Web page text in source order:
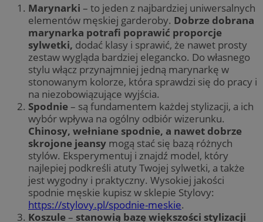
Marynarki – to jeden z najbardziej uniwersalnych
elementów męskiej garderoby. Dobrze dobrana
marynarka potrafi poprawić proporcje
sylwetki, dodać klasy i sprawić, że nawet prosty
zestaw wygląda bardziej elegancko. Do własnego
stylu włącz przynajmniej jedną marynarkę w
stonowanym kolorze, która sprawdzi się do pracy i
na niezobowiązujące wyjścia.
Spodnie– są fundamentem każdej stylizacji, a ich
wybór wpływa na ogólny odbiór wizerunku.
Chinosy, wełniane spodnie, a nawet dobrze
skrojone jeansy mogą stać się bazą różnych
stylów. Eksperymentuj i znajdź model, który
najlepiej podkreśli atuty Twojej sylwetki, a także
jest wygodny i praktyczny. Wysokiej jakości
spodnie męskie kupisz w sklepie Stylovy:
https://stylovy.pl/spodnie-meskie.
Koszule– stanowią bazę większości stylizacji